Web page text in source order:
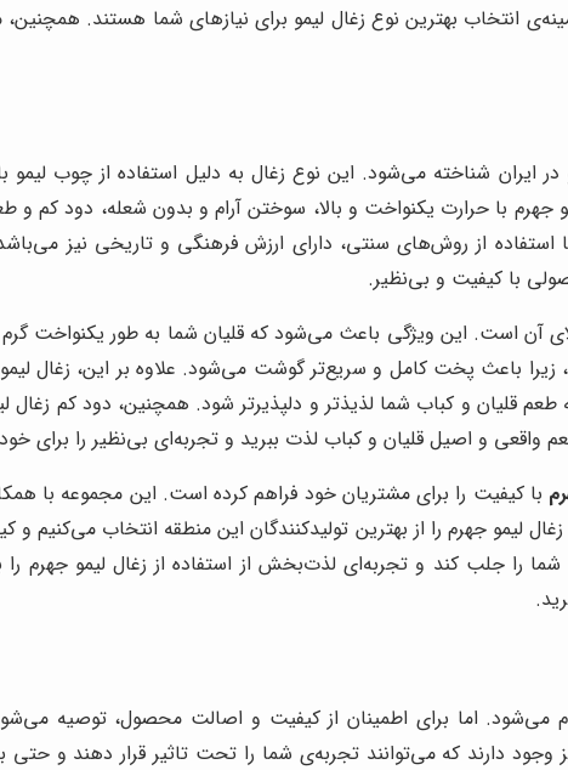
انتخاب بهترین نوع زغال لیمو برای نیازهای شما هستند. همچنین،
در ایران شناخته می‌شود. این نوع زغال به دلیل استفاده از چوب
جهرم با حرارت یکنواخت و بالا، سوختن آرام و بدون شعله، دود کم
استفاده از روش‌های سنتی، دارای ارزش فرهنگی و تاریخی نیز
با کیفیت و بی‌نظیر.
آن است. این ویژگی باعث می‌شود که قلیان شما به طور یکنواخت
زیرا باعث پخت کامل و سریع‌تر گوشت می‌شود. علاوه بر این، زغال
و کباب شما لذیذتر و دلپذیرتر شود. همچنین، دود کم زغال
واقعی و اصیل قلیان و کباب لذت ببرید و تجربه‌ای بی‌نظیر را برای خود
با کیفیت را برای مشتریان خود فراهم کرده است. این مجموعه با
لیمو جهرم را از بهترین تولیدکنندگان این منطقه انتخاب می‌کنیم و
جلب کند و تجربه‌ای لذت‌بخش از استفاده از زغال لیمو جهرم را
می‌شود. اما برای اطمینان از کیفیت و اصالت محصول، توصیه
وجود دارند که می‌توانند تجربه‌ی شما را تحت تاثیر قرار دهند و